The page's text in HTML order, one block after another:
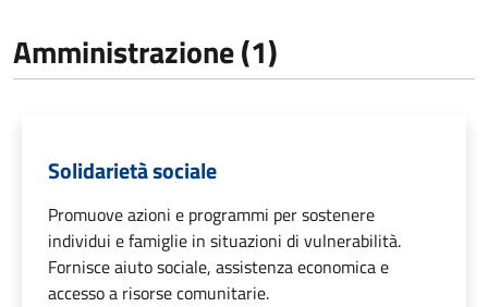
Amministrazione (1)
Solidarietà sociale
Promuove azioni e programmi per sostenere
individui e famiglie in situazioni di vulnerabilità.
Fornisce aiuto sociale, assistenza economica e
accesso a risorse comunitarie.